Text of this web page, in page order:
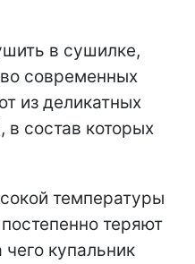
в сушилке,
современных
из деликатных
в состав которых
температуры
теряют
купальник